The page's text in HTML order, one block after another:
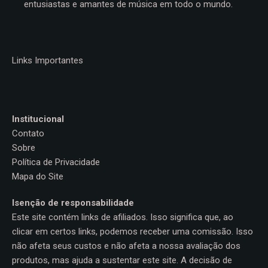
entusiastas e amantes de música em todo o mundo.
Links Importantes
Institucional
Contato
Sobre
Política de Privacidade
Mapa do Site
Isenção de responsabilidade
Este site contém links de afiliados. Isso significa que, ao
clicar em certos links, podemos receber uma comissão. Isso
não afeta seus custos e não afeta a nossa avaliação dos
produtos, mas ajuda a sustentar este site. A decisão de